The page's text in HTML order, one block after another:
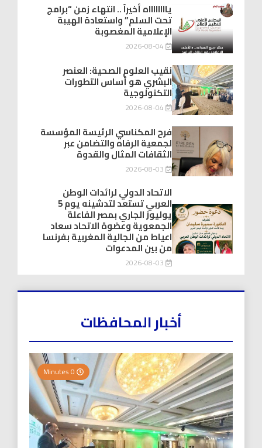
يااااااااه أخيراً .. انتهاء زمن “برامج
تحت السلم” واستعادة الهيبة
الإعلامية المغصوبة
2026-08-04
نقيب العلوم الصحية: العنصر
البشري هو أساس التطورات
التكنولوجية
2026-08-04
فرح المكناسي الرئيسة المؤسسة
لجمعية الرفاه والتضامن عبر
الثقافات المثال والقدوة
2026-08-03
الاتحاد الدولي لرائدات الوطن
العربي تستعد لتدشينه يوم 5
يوليوز الجاري بمصر الفاعلة
الجمعوية وعضوة الاتحاد سعاد
اعياط من الجالية المغربية بفرنسا
من بين المدعوات
2026-08-03
أخبار المحافظات